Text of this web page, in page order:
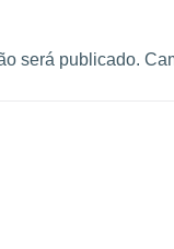
será publicado.